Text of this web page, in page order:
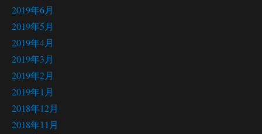
2019年6月
2019年5月
2019年4月
2019年3月
2019年2月
2019年1月
2018年12月
2018年11月